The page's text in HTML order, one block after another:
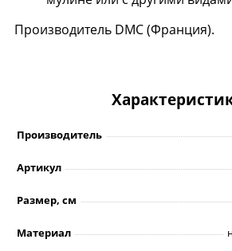
Производитель DMC (Франция).
Производитель
Артикул
Размер, см
Материал